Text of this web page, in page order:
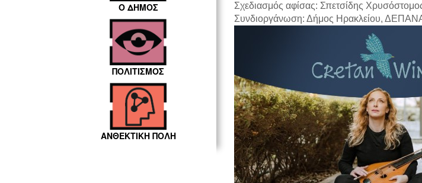
Ο ΔΗΜΟΣ
ΠΟΛΙΤΙΣΜΟΣ
ΑΝΘΕΚΤΙΚΗ ΠΟΛΗ
Σχεδιασμός αφίσας: Σπετσίδης
Συνδιοργάνωση: Δήμος Ηρακλείου,